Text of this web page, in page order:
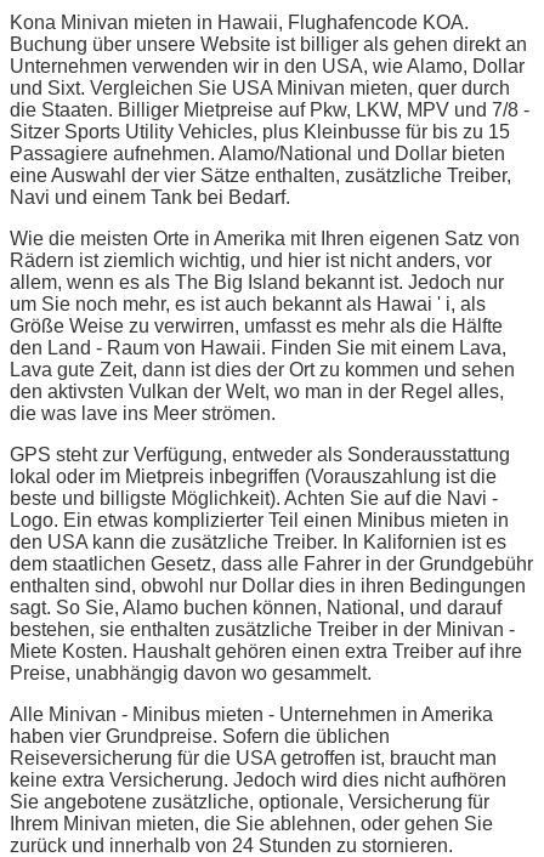
Kona Minivan mieten in Hawaii, Flughafencode KOA.
Buchung über unsere Website ist billiger als gehen direkt an
Unternehmen verwenden wir in den USA, wie Alamo, Dollar
und Sixt. Vergleichen Sie USA Minivan mieten, quer durch
die Staaten. Billiger Mietpreise auf Pkw, LKW, MPV und 7/8 -
Sitzer Sports Utility Vehicles, plus Kleinbusse für bis zu 15
Passagiere aufnehmen. Alamo/National und Dollar bieten
eine Auswahl der vier Sätze enthalten, zusätzliche Treiber,
Navi und einem Tank bei Bedarf.
Wie die meisten Orte in Amerika mit Ihren eigenen Satz von
Rädern ist ziemlich wichtig, und hier ist nicht anders, vor
allem, wenn es als The Big Island bekannt ist. Jedoch nur
um Sie noch mehr, es ist auch bekannt als Hawai ' i, als
Größe Weise zu verwirren, umfasst es mehr als die Hälfte
den Land - Raum von Hawaii. Finden Sie mit einem Lava,
Lava gute Zeit, dann ist dies der Ort zu kommen und sehen
den aktivsten Vulkan der Welt, wo man in der Regel alles,
die was lave ins Meer strömen.
GPS steht zur Verfügung, entweder als Sonderausstattung
lokal oder im Mietpreis inbegriffen (Vorauszahlung ist die
beste und billigste Möglichkeit). Achten Sie auf die Navi -
Logo. Ein etwas komplizierter Teil einen Minibus mieten in
den USA kann die zusätzliche Treiber. In Kalifornien ist es
dem staatlichen Gesetz, dass alle Fahrer in der Grundgebühr
enthalten sind, obwohl nur Dollar dies in ihren Bedingungen
sagt. So Sie, Alamo buchen können, National, und darauf
bestehen, sie enthalten zusätzliche Treiber in der Minivan -
Miete Kosten. Haushalt gehören einen extra Treiber auf ihre
Preise, unabhängig davon wo gesammelt.
Alle Minivan - Minibus mieten - Unternehmen in Amerika
haben vier Grundpreise. Sofern die üblichen
Reiseversicherung für die USA getroffen ist, braucht man
keine extra Versicherung. Jedoch wird dies nicht aufhören
Sie angebotene zusätzliche, optionale, Versicherung für
Ihrem Minivan mieten, die Sie ablehnen, oder gehen Sie
zurück und innerhalb von 24 Stunden zu stornieren.